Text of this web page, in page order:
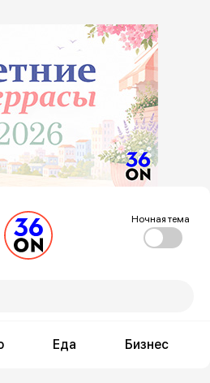
Ночная тема
Еда Бизнес